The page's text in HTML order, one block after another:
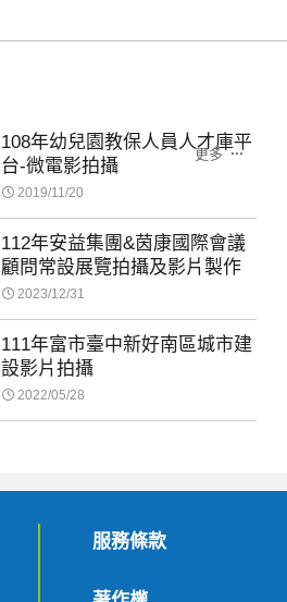
更多
108年幼兒園教保人員人才庫平
台-微電影拍攝
2019/11/20
112年安益集團&茵康國際會議
顧問常設展覽拍攝及影片製作
2023/12/31
111年富市臺中新好南區城市建
設影片拍攝
2022/05/28
服務條款